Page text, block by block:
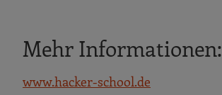
Mehr Informationen:
www.hacker-school.de